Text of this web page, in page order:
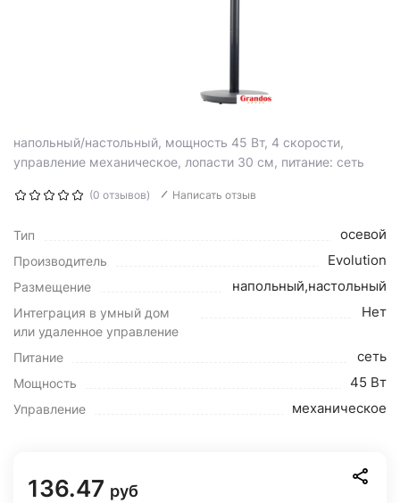
напольный/настольный, мощность 45 Вт, 4 скорости,
управление механическое, лопасти 30 см, питание: сеть
(0 отзывов) Написать отзыв
Тип осевой
Производитель Evolution
Размещение напольный,настольный
Интеграция в умный дом
или удаленное управление
Нет
Питание сеть
Мощность 45 Вт
Управление механическое
136.47 руб